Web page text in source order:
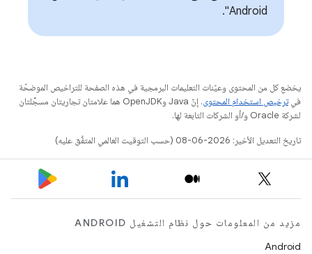
Android".
يخضع كل من المحتوى وعيّنات التعليمات البرمجية في هذه الصفحة للتراخيص الموضحّة
فيترخيص استخدام المحتوى
. إنّ Java وOpenJDK هما علامتان تجاريتان مسجَّلتان
لشركة Oracle و/أو الشركات التابعة لها.
تاريخ التعديل الأخير: 2026-06-08 (حسب التوقيت العالمي المتفَّق عليه)
مزيد من المعلومات حول نظام التشغيل ANDROID
Android